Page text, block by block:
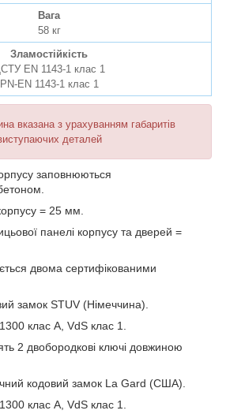
Вага
58 кг
Зламостійкість
EN 1143-1 клас 1
PN-EN 1143-1 клас 1
вказана з урахуванням габаритів
деталей
заповнюються
= 25 мм.
панелі корпусу та дверей =
двома сертифікованими
замок STUV (Німеччина).
клас A, VdS клас 1.
2 двобородкові ключі довжиною
кодовий замок La Gard (США).
клас A, VdS клас 1.